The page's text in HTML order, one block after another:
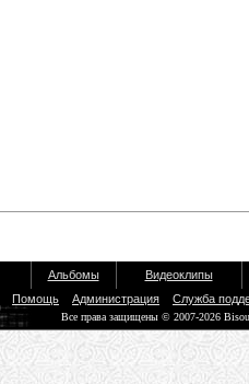
Альбомы
Видеоклипы
Помощь Администрация Служба
Все права защищены © 2007-2026